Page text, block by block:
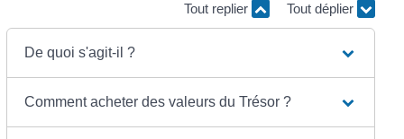
Tout replier Tout déplier
De quoi s'agit-il ?
Comment acheter des valeurs du Trésor ?